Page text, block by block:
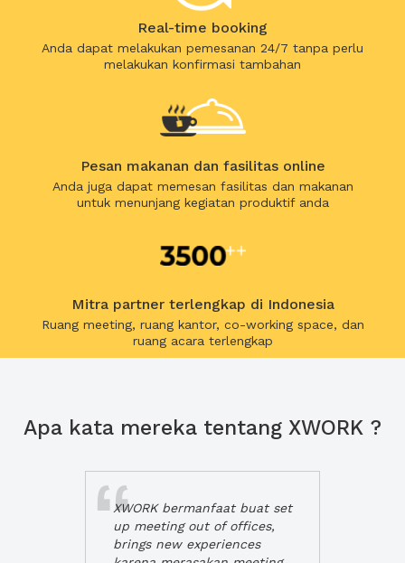
Real-time booking
Anda dapat melakukan pemesanan 24/7 tanpa perlu
melakukan konfirmasi tambahan
Pesan makanan dan fasilitas online
Anda juga dapat memesan fasilitas dan makanan
untuk menunjang kegiatan produktif anda
Mitra partner terlengkap di Indonesia
Ruang meeting, ruang kantor, co-working space, dan
ruang acara terlengkap
Apa kata mereka tentang XWORK ?
XWORK bermanfaat buat set
up meeting out of offices,
brings new experiences